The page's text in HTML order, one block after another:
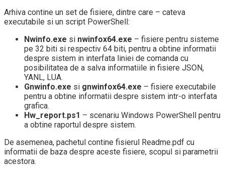
Arhiva contine un set de fisiere, dintre care – cateva
executabile si un script PowerShell:
Nwinfo.exe si nwinfox64.exe – fisiere pentru sisteme
pe 32 biti si respectiv 64 biti, pentru a obtine informatii
despre sistem in interfata liniei de comanda cu
posibilitatea de a salva informatiile in fisiere JSON,
YANL, LUA.
Gnwinfo.exe si gnwinfox64.exe – fisiere executabile
pentru a obtine informatii despre sistem intr-o interfata
grafica.
Hw_report.ps1 – scenariu Windows PowerShell pentru
a obtine raportul despre sistem.
De asemenea, pachetul contine fisierul Readme.pdf cu
informatii de baza despre aceste fisiere, scopul si parametrii
acestora.